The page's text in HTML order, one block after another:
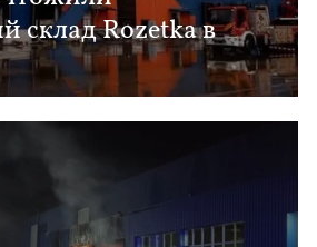
склад Rozetka в